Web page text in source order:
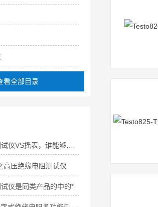
看全部目录
绝缘电阻测试仪VS摇表，谁能够更胜*？
高压绝缘电阻测试仪
仪是同类产品的中的*